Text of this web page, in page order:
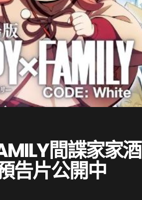
間諜家家酒
告片公開中